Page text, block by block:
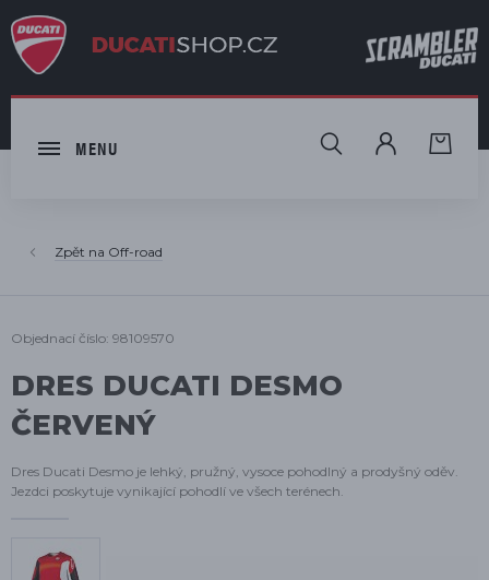
MENU HLEDAT
Off-road
Objednací číslo: 98109570
DRES DUCATI DESMO
ČERVENÝ
Dres Ducati Desmo je lehký, pružný, vysoce pohodlný a prodyšný oděv.
Jezdci poskytuje vynikající pohodlí ve všech terénech.